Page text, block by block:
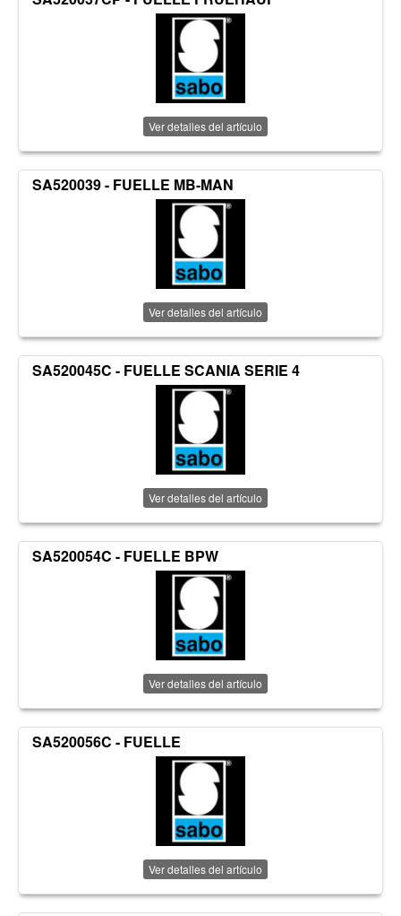
Ver detalles del artículo
SA520039 - FUELLE MB-MAN
Ver detalles del artículo
SA520045C - FUELLE SCANIA SERIE 4
Ver detalles del artículo
SA520054C - FUELLE BPW
Ver detalles del artículo
SA520056C - FUELLE
Ver detalles del artículo